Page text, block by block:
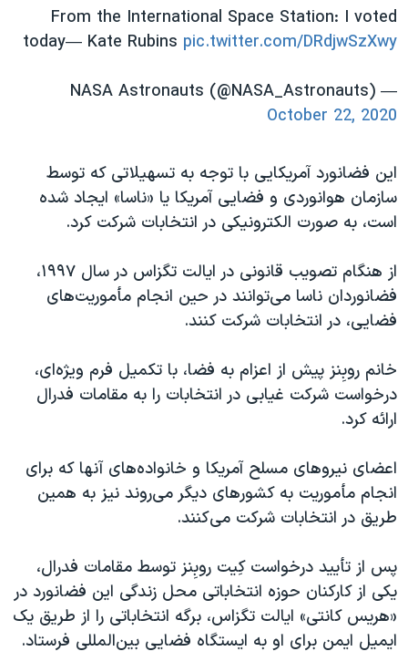
From the International Space Station: I voted
today— Kate Rubins pic.twitter.com/DRdjwSzXwy
— NASA Astronauts (@NASA_Astronauts)
October 22, 2020
این فضانورد آمریکایی با توجه به تسهیلاتی که توسط
سازمان هوانوردی ‌و فضایی آمریکا یا «ناسا» ایجاد شده
است، به صورت الکترونیکی در انتخابات شرکت کرد.
از هنگام تصویب قانونی در ایالت تگزاس در سال ۱۹۹۷،
فضانوردان ناسا می‌توانند در حین انجام مأموریت‌های
فضایی، در انتخابات شرکت کنند.
خانم روبِنز پیش از اعزام به فضا، با تکمیل فرم ویژه‌ای،
درخواست شرکت غیابی در انتخابات را به مقامات فدرال
ارائه کرد.
اعضای نیروهای مسلح آمریکا و خانواده‌های آنها که برای
انجام مأموریت به کشورهای دیگر می‌روند نیز به همین
طریق در انتخابات شرکت می‌کنند.
پس از تأیید درخواست کِیت روبِنز توسط مقامات فدرال،
یکی از کارکنان حوزه انتخاباتی محل زندگی این فضانورد در
«هریس کانتی» ایالت تگزاس، برگه انتخاباتی را از طریق یک
ایمیل ایمن برای او به ایستگاه فضایی بین‌المللی فرستاد.